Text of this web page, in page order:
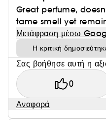
Great perfume,
tame smell yet
Μετάφραση μέσω
Η κριτική
Σας βοήθησε αυτή η
0
Αναφορά